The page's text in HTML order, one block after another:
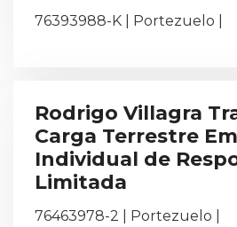
76393988-K | Portezuelo |
Rodrigo Villagra
Carga Terrestre
Individual de
Limitada
76463978-2 | Portezuelo |